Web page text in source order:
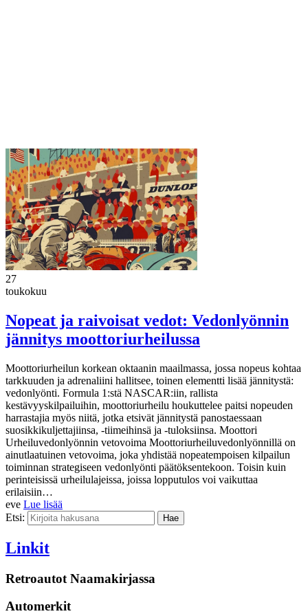
27
toukokuu
Nopeat ja raivoisat vedot: Vedonlyönnin
jännitys moottoriurheilussa
Moottoriurheilun korkean oktaanin maailmassa, jossa nopeus kohtaa
tarkkuuden ja adrenaliini hallitsee, toinen elementti lisää jännitystä:
vedonlyönti. Formula 1:stä NASCAR:iin, rallista
kestävyyskilpailuihin, moottoriurheilu houkuttelee paitsi nopeuden
harrastajia myös niitä, jotka etsivät jännitystä panostaessaan
suosikkikuljettajiinsa, -tiimeihinsä ja -tuloksiinsa. Moottori
Urheiluvedonlyönnin vetovoima Moottoriurheiluvedonlyönnillä on
ainutlaatuinen vetovoima, joka yhdistää nopeatempoisen kilpailun
toiminnan strategiseen vedonlyönti päätöksentekoon. Toisin kuin
perinteisissä urheilulajeissa, joissa lopputulos voi vaikuttaa
erilaisiin…
eve Lue lisää
Etsi:
Linkit
Retroautot Naamakirjassa
Automerkit